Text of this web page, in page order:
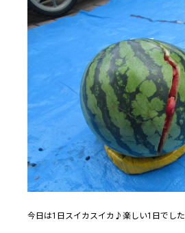
今日は1日スイカスイカ♪楽しい1日でした